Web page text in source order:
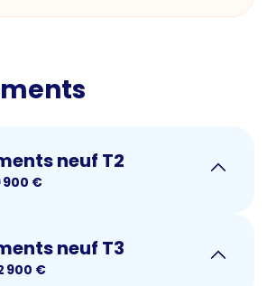
neuf T2
900 €
neuf T3
900 €